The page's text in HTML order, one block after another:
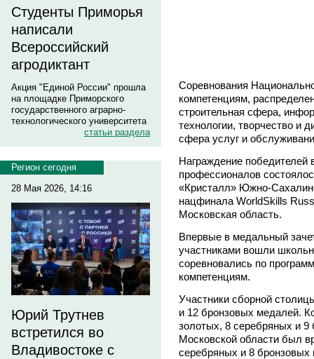
Студенты Приморья
написали
Всероссийский
агродиктант
Акция "Единой России" прошла
на площадке Приморского
государственного аграрно-
технологического университета
статьи раздела
Регион сегодня
28 Мая 2026, 14:16
Юрий Трутнев
встретился во
Владивостоке с
Соревнования
компетенциям,
строительная сфера,
технологии, творчество и
сфера услуг и
Награждение победителей
профессионалов
«Кристалл» Южно-
нацфинала WorldSkills
Московская область.
Впервые в медальный
участниками вошли
соревновались по
компетенциям.
Участники сборной
и 12 бронзовых медалей.
золотых, 8 серебряных и 9
Московской области был
серебряных и 8 бронзовых